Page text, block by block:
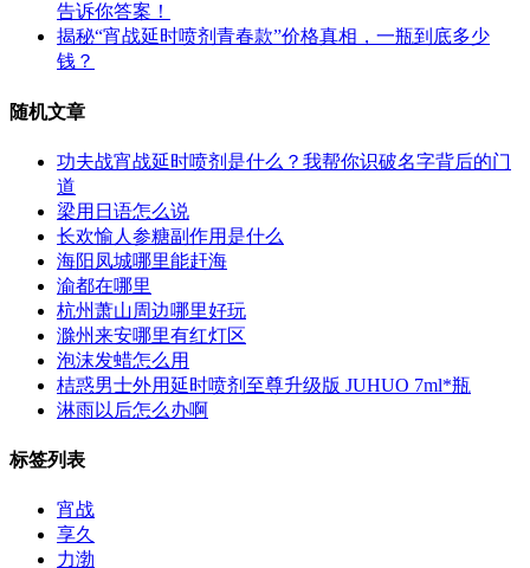
告诉你答案！
揭秘“宵战延时喷剂青春款”价格真相，一瓶到底多少
钱？
随机文章
功夫战宵战延时喷剂是什么？我帮你识破名字背后的门
道
梁用日语怎么说
长欢愉人参糖副作用是什么
海阳凤城哪里能赶海
渝都在哪里
杭州萧山周边哪里好玩
滁州来安哪里有红灯区
泡沫发蜡怎么用
桔惑男士外用延时喷剂至尊升级版 JUHUO 7ml*瓶
淋雨以后怎么办啊
标签列表
宵战
享久
力渤